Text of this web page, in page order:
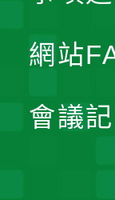
網站
會議